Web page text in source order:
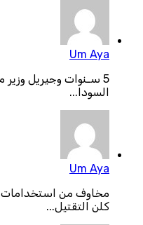
Um Aya
السودا...
Um Aya
مخاوف من استخدامات
كلن التقتيل...